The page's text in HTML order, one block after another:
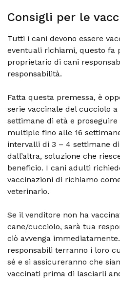
Consigli per le
Tutti i cani devono essere
eventuali richiami, questo fa
proprietario di cani
responsabilità.
Fatta questa premessa, è
serie vaccinale del cucciolo
settimane di età e
multiple fino alle 16
intervalli di 3 – 4 settimane
dall’altra, soluzione che
beneficio. I cani adulti
vaccinazioni di richiamo
veterinario.
Se il venditore non ha
cane/cucciolo, sarà tua
ciò avvenga
responsabili terranno i loro
sé e si assicureranno che
vaccinati prima di lasciarli